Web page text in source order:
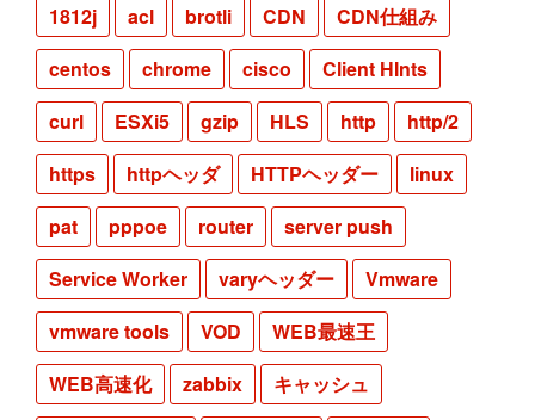
1812j acl brotli CDN
CDN仕組み
centos
chrome cisco
Client HInts
curl
ESXi5 gzip HLS http
http/2
https
httpヘッダ HTTPヘッダー
linux
pat
pppoe router
server push
Service Worker
varyヘッダー
Vmware
vmware tools
VOD
WEB最速王
WEB高速化
zabbix
キャッシュ